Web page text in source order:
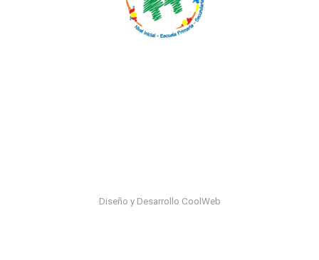
Diseño y Desarrollo CoolWeb